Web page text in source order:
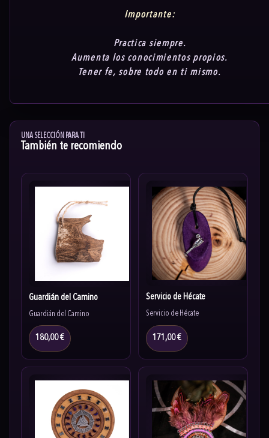
Importante:
Practica siempre.
Aumenta los conocimientos propios.
Tener fe, sobre todo en ti mismo.
UNA SELECCIÓN PARA TI
También te recomiendo
Guardián del Camino
Guardián del Camino
180,00 €
Servicio de Hécate
Servicio de Hécate
171,00 €